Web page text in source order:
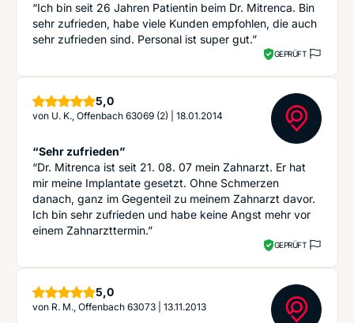
“Ich bin seit 26 Jahren Patientin beim Dr. Mitrenca. Bin
sehr zufrieden, habe viele Kunden empfohlen, die auch
sehr zufrieden sind. Personal ist super gut.”
GEPRÜFT
5,0Sterne
von U. K., Offenbach 63069 (2) 18.01.2014
“Sehr zufrieden”
“Dr. Mitrenca ist seit 21. 08. 07 mein Zahnarzt. Er hat
mir meine Implantate gesetzt. Ohne Schmerzen
danach, ganz im Gegenteil zu meinem Zahnarzt davor.
Ich bin sehr zufrieden und habe keine Angst mehr vor
einem Zahnarzttermin.”
GEPRÜFT
5,0Sterne
von R. M., Offenbach 63073 13.11.2013